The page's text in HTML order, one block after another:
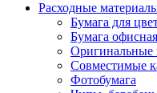
Расходные
Бумага для
Бумага офисная
Оригинальные
Совместимые
Фотобумага